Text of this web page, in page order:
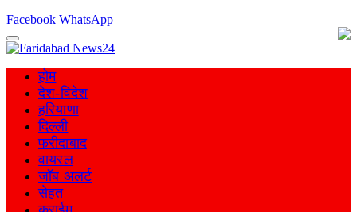
Facebook WhatsApp
होम
देश-विदेश
हरियाणा
दिल्ली
फरीदाबाद
वायरल
जॉब अलर्ट
सेहत